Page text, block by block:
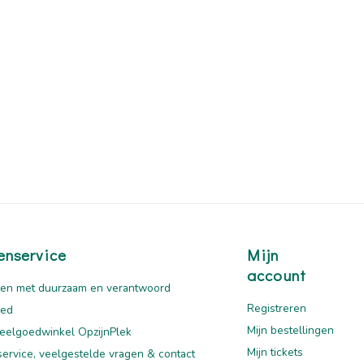
met duurzaam en verantwoord
OpzijnPlek
veelgestelde vragen & contact
Mijn
account
Registreren
Mijn bestellingen
Mijn tickets